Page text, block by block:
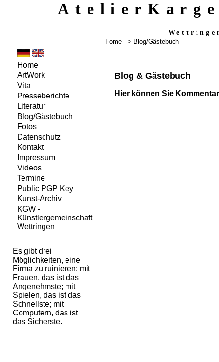
Home > Blog/Gästebuch
Blog & Gästebuch
Hier können Sie
Home
ArtWork
Vita
Presseberichte
Literatur
Blog/Gästebuch
Fotos
Datenschutz
Kontakt
Impressum
Videos
Termine
Public PGP Key
Kunst-Archiv
KGW -
Künstlergemeinschaft
Wettringen
Es gibt drei
Möglichkeiten, eine
Firma zu ruinieren: mit
Frauen, das ist das
Angenehmste; mit
Spielen, das ist das
Schnellste; mit
Computern, das ist
das Sicherste.